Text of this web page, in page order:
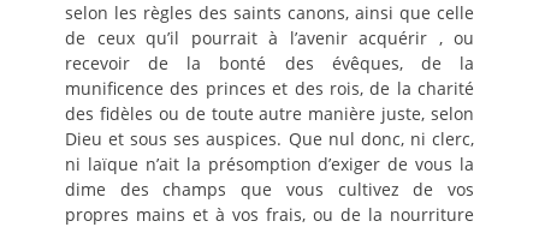
selon les règles des saints canons, ainsi que celle
de ceux qu’il pourrait à l’avenir acquérir , ou
recevoir de la bonté des évêques, de la
munificence des princes et des rois, de la charité
des fidèles ou de toute autre manière juste, selon
Dieu et sous ses auspices. Que nul donc, ni clerc,
ni laïque n’ait la présomption d’exiger de vous la
dime des champs que vous cultivez de vos
propres mains et à vos frais, ou de la nourriture